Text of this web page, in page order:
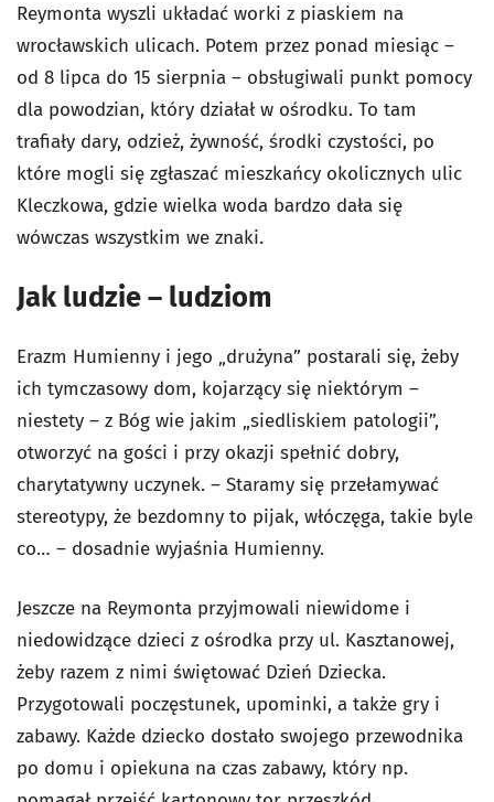
Reymonta wyszli układać worki z piaskiem na
wrocławskich ulicach. Potem przez ponad miesiąc –
od 8 lipca do 15 sierpnia – obsługiwali punkt pomocy
dla powodzian, który działał w ośrodku. To tam
trafiały dary, odzież, żywność, środki czystości, po
które mogli się zgłaszać mieszkańcy okolicznych ulic
Kleczkowa, gdzie wielka woda bardzo dała się
wówczas wszystkim we znaki.
Jak ludzie – ludziom
Erazm Humienny i jego „drużyna” postarali się, żeby
ich tymczasowy dom, kojarzący się niektórym –
niestety – z Bóg wie jakim „siedliskiem patologii”,
otworzyć na gości i przy okazji spełnić dobry,
charytatywny uczynek. – Staramy się przełamywać
stereotypy, że bezdomny to pijak, włóczęga, takie byle
co… – dosadnie wyjaśnia Humienny.
Jeszcze na Reymonta przyjmowali niewidome i
niedowidzące dzieci z ośrodka przy ul. Kasztanowej,
żeby razem z nimi świętować Dzień Dziecka.
Przygotowali poczęstunek, upominki, a także gry i
zabawy. Każde dziecko dostało swojego przewodnika
po domu i opiekuna na czas zabawy, który np.